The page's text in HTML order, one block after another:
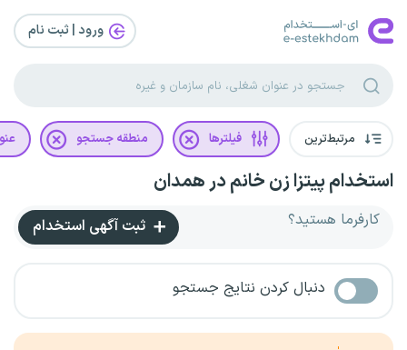
ورود | ثبت‌ نام
مرتبط‌ترین فیلترها منطقه جستجو
استخدام پیتزا زن خانم در همدان
کارفرما هستید؟ ثبت آگهی استخدام
دنبال کردن نتایج جستجو